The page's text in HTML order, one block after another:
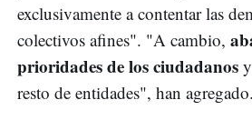
exclusivamente a contentar las
colectivos afines". "A cambio,
prioridades de los ciudadanos
resto de entidades", han agregado.